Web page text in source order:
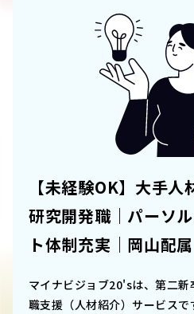
【未経験OK】大手
研究開発職｜パーソ
ト体制充実｜岡山配属
マイナビジョブ20'sは、第二
職支援（人材紹介）サービスで